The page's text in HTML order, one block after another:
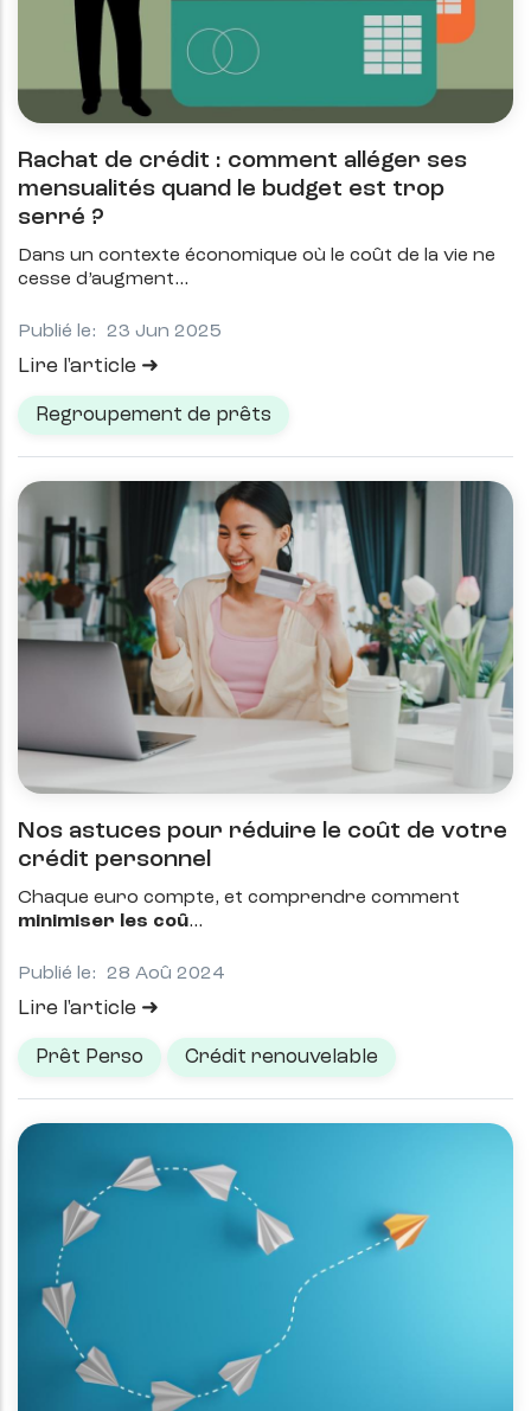
Rachat de crédit : comment alléger ses
mensualités quand le budget est trop
serré ?
Dans un contexte économique où le coût de la vie ne
cesse d’augment
Publié le: 23 Jun 2025
Lire l'article
Regroupement de prêts
Nos astuces pour réduire le coût de votre
crédit personnel
Chaque euro compte, et comprendre comment
minimiser les coû
Publié le: 28 Aoû 2024
Lire l'article
Prêt Perso Crédit renouvelable